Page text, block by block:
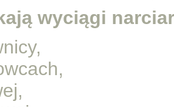
wyciągi